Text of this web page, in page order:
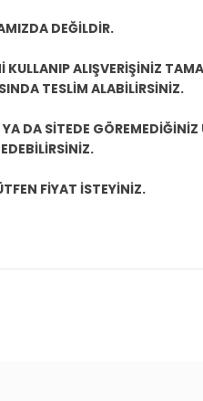
DEĞİLDİR.
KULLANIP ALIŞVERİŞİNİZ
TESLİM ALABİLİRSİNİZ.
DA SİTEDE GÖREMEDİĞİNİZ
FİYAT İSTEYİNİZ.